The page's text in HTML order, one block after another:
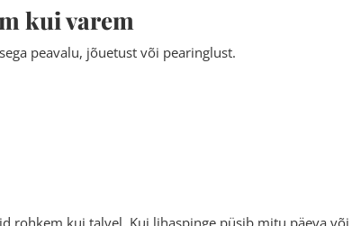
kui varem
peavalu, jõuetust või pearinglust.